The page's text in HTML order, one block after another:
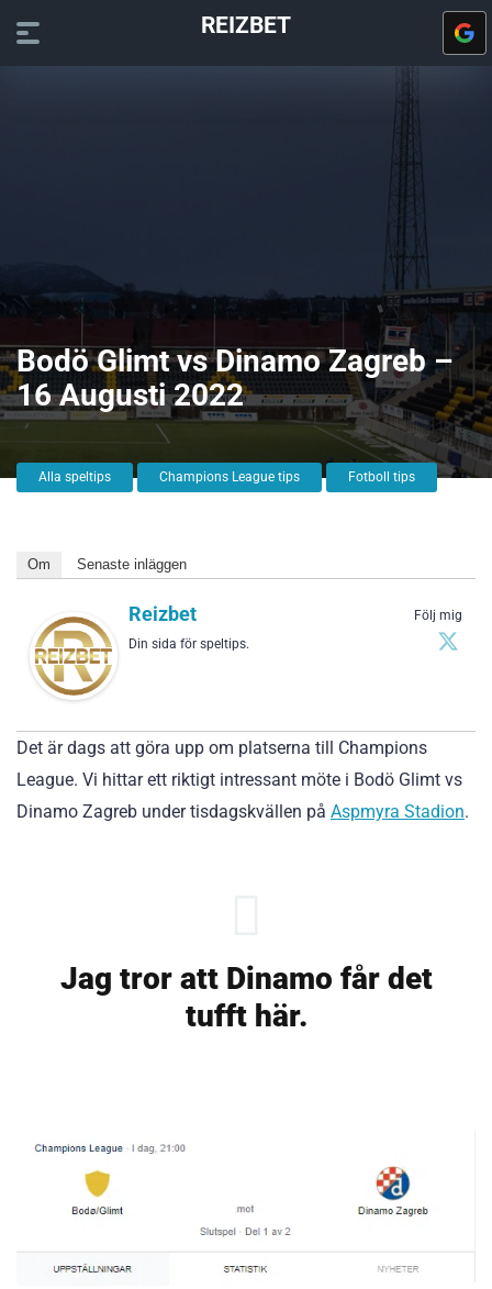
REIZBET
Bodö Glimt vs Dinamo Zagreb –
16 Augusti 2022
Alla speltips Champions League tips Fotboll tips
Om Senaste inläggen
Följ mig
Reizbet
Din sida för speltips.
Det är dags att göra upp om platserna till Champions
League. Vi hittar ett riktigt intressant möte i Bodö Glimt vs
Dinamo Zagreb under tisdagskvällen på Aspmyra Stadion.
Jag tror att Dinamo får det
tufft här.